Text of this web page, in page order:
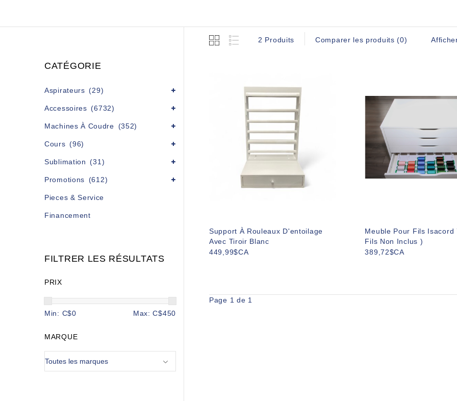
CATÉGORIE
Aspirateurs (29)
Accessoires (6732)
Machines À Coudre (352)
Cours (96)
Sublimation (31)
Promotions (612)
Pieces & Service
Financement
FILTRER LES RÉSULTATS
PRIX
Min: C$0 Max: C$450
MARQUE
2 Produits Comparer les produits (0)
Support À Rouleaux D'entoilage
Avec Tiroir Blanc
449,99$CA
Meuble Pour Fils Isacord
Fils Non Inclus )
389,72$CA
Page 1 de 1